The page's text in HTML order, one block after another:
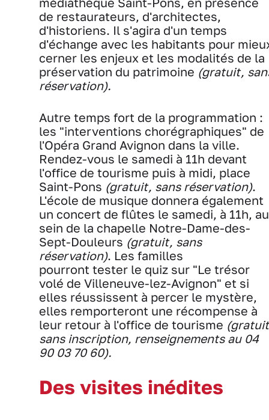
médiathèque Saint-Pons, en présence
de restaurateurs, d'architectes,
d'historiens. Il s'agira d'un temps
d'échange avec les habitants pour
cerner les enjeux et les modalités de la
préservation du patrimoine (gratuit,
réservation).
Autre temps fort de la programmation :
les "interventions chorégraphiques" de
l'Opéra Grand Avignon dans la ville.
Rendez-vous le samedi à 11h devant
l'office de tourisme puis à midi, place
Saint-Pons (gratuit, sans réservation).
L'école de musique donnera également
un concert de flûtes le samedi, à 11h, au
sein de la chapelle Notre-Dame-des-
Sept-Douleurs (gratuit, sans
réservation). Les familles
pourront tester le quiz sur "Le trésor
volé de Villeneuve-lez-Avignon" et si
elles réussissent à percer le mystère,
elles remporteront une récompense à
leur retour à l'office de tourisme
sans inscription, renseignements au 04
90 03 70 60).
Des visites inédites